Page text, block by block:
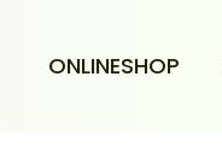
ONLINESHOP